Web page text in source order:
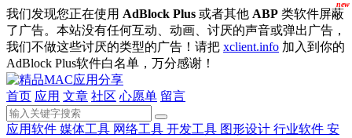
我们发现您正在使用 AdBlock Plus 或者其他 ABP 类软件屏蔽
了广告。本站没有任何互动、动画、讨厌的声音或弹出广告，
我们不做这些讨厌的类型的广告！请把 xclient.info 加入到你的
AdBlock Plus软件白名单，万分感谢！
首页 应用 文章 社区 心愿单 留言
应用软件 媒体工具 网络工具 开发工具 图形设计 行业软件 安
new